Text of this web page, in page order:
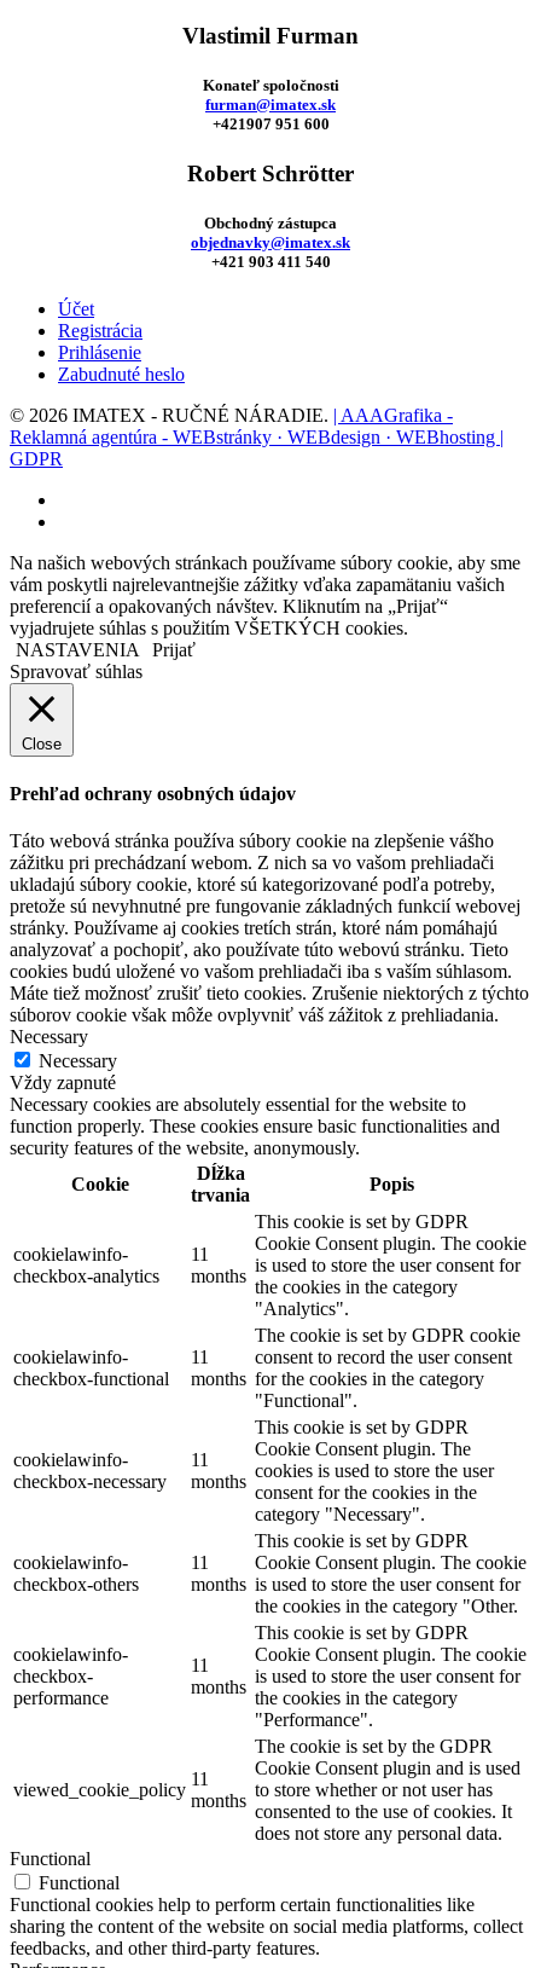
Vlastimil Furman
Konateľ spoločnosti
furman@imatex.sk
+421907 951 600
Robert Schrötter
Obchodný zástupca
objednavky@imatex.sk
+421 903 411 540
Účet
Registrácia
Prihlásenie
Zabudnuté heslo
© 2026 IMATEX - RUČNÉ NÁRADIE. | AAAGrafika -
Reklamná agentúra - WEBstránky · WEBdesign · WEBhosting |
GDPR
Na našich webových stránkach používame súbory cookie, aby sme
vám poskytli najrelevantnejšie zážitky vďaka zapamätaniu vašich
preferencií a opakovaných návštev. Kliknutím na „Prijať“
vyjadrujete súhlas s použitím VŠETKÝCH cookies.
NASTAVENIA Prijať
Spravovať súhlas
Close
Prehľad ochrany osobných údajov
Táto webová stránka používa súbory cookie na zlepšenie vášho
zážitku pri prechádzaní webom. Z nich sa vo vašom prehliadači
ukladajú súbory cookie, ktoré sú kategorizované podľa potreby,
pretože sú nevyhnutné pre fungovanie základných funkcií webovej
stránky. Používame aj cookies tretích strán, ktoré nám pomáhajú
analyzovať a pochopiť, ako používate túto webovú stránku. Tieto
cookies budú uložené vo vašom prehliadači iba s vaším súhlasom.
Máte tiež možnosť zrušiť tieto cookies. Zrušenie niektorých z týchto
súborov cookie však môže ovplyvniť váš zážitok z prehliadania.
Necessary
Necessary
Vždy zapnuté
Necessary cookies are absolutely essential for the website to
function properly. These cookies ensure basic functionalities and
security features of the website, anonymously.
Cookie
Dĺžka
trvania
Popis
cookielawinfo-
checkbox-analytics
11
months
This cookie is set by GDPR
Cookie Consent plugin. The cookie
is used to store the user consent for
the cookies in the category
"Analytics".
cookielawinfo-
checkbox-functional
11
months
The cookie is set by GDPR cookie
consent to record the user consent
for the cookies in the category
"Functional".
cookielawinfo-
checkbox-necessary
11
months
This cookie is set by GDPR
Cookie Consent plugin. The
cookies is used to store the user
consent for the cookies in the
category "Necessary".
cookielawinfo-
checkbox-others
11
months
This cookie is set by GDPR
Cookie Consent plugin. The cookie
is used to store the user consent for
the cookies in the category "Other.
cookielawinfo-
checkbox-
performance
11
months
This cookie is set by GDPR
Cookie Consent plugin. The cookie
is used to store the user consent for
the cookies in the category
"Performance".
viewed_cookie_policy
11
months
The cookie is set by the GDPR
Cookie Consent plugin and is used
to store whether or not user has
consented to the use of cookies. It
does not store any personal data.
Functional
Functional
Functional cookies help to perform certain functionalities like
sharing the content of the website on social media platforms, collect
feedbacks, and other third-party features.